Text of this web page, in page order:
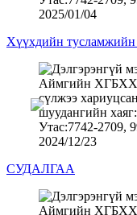
2025/01/04
Хүүхдийн тусламжийн
2024/12/23
СУДАЛГАА